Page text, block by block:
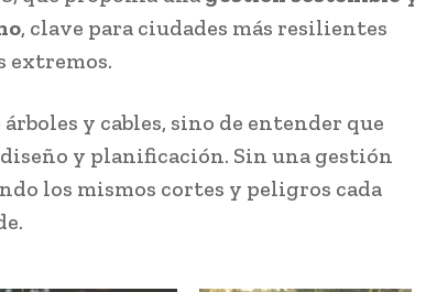
, clave para ciudades más resilientes
extremos.
y cables, sino de entender que
y planificación. Sin una gestión
los mismos cortes y peligros cada